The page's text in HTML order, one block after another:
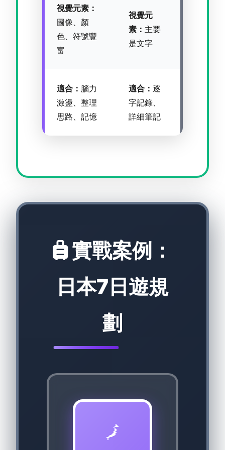
視覺元素：
圖像、顏
色、符號豐
富
視覺元
素： 主要
是文字
適合： 腦力
激盪、整理
思路、記憶
適合： 逐
字記錄、
詳細筆記
實戰案例：
日本7日遊規
劃
🗾